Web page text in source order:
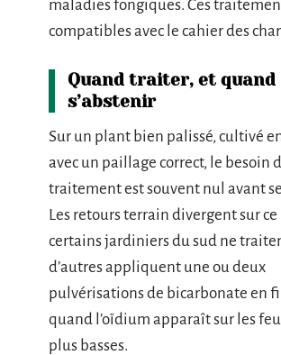
maladies fongiques. Ces
compatibles avec le cahier des
Quand traiter, et quand
s’abstenir
Sur un plant bien palissé, cultivé
avec un paillage correct, le besoin
traitement est souvent nul avant
Les retours terrain divergent sur
certains jardiniers du sud ne
d’autres appliquent une ou deux
pulvérisations de bicarbonate en
quand l’oïdium apparaît sur les
plus basses.